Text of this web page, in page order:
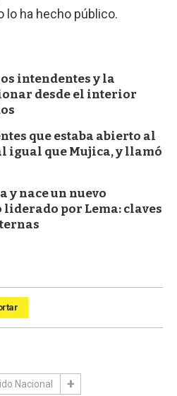
lo ha hecho público.
intendentes y la
desde el interior
que estaba abierto al
igual que Mujica, y llamó
y nace un nuevo
por Lema: claves
Nacional